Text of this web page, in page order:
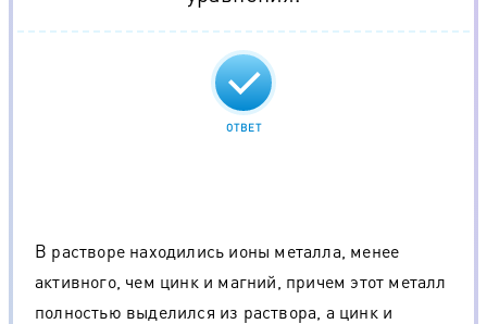
ОТВЕТ
В растворе находились ионы металла, менее
активного, чем цинк и магний, причем этот металл
полностью выделился из раствора, а цинк и